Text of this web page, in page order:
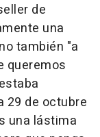
de
una
también "a
queremos
29 de octubre
una lástima